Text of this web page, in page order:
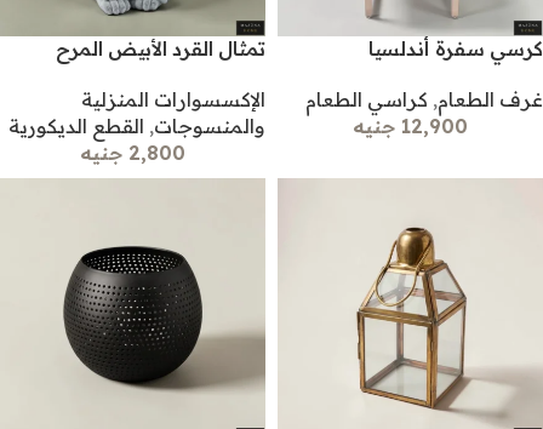
كرسي سفرة أندلسيا
غرف الطعام, كراسي الطعام
12,900 جنيه
تمثال القرد الأبيض المرح
الإكسسوارات المنزلية
والمنسوجات, القطع الديكورية
2,800 جنيه